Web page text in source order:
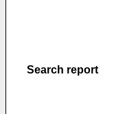
Search report